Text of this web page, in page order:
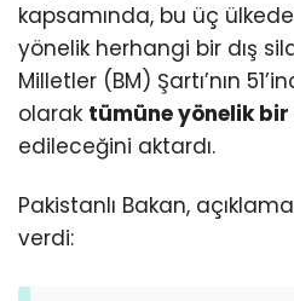
kapsamında, bu üç
yönelik herhangi bir dış
Milletler (BM) Şartı’nın
olarak tümüne yönelik bir
edileceğini aktardı.
Pakistanlı Bakan,
verdi: